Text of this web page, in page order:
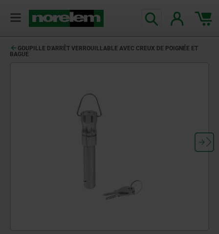
GOUPILLE D'ARRÊT VERROUILLABLE AVEC CREUX DE POIGNÉE ET
BAGUE